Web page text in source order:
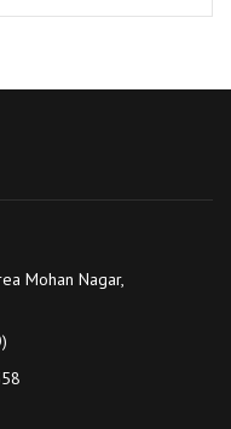
Mohan Nagar,